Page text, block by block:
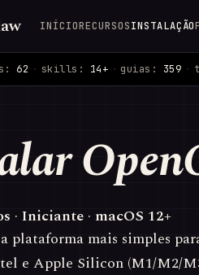
INÍCIORECURSOSINSTALAÇÃO
62 · skills: 14+ · guias: 359 ·
· Iniciante · macOS 12+
plataforma mais simples
e Apple Silicon (M1/M2/